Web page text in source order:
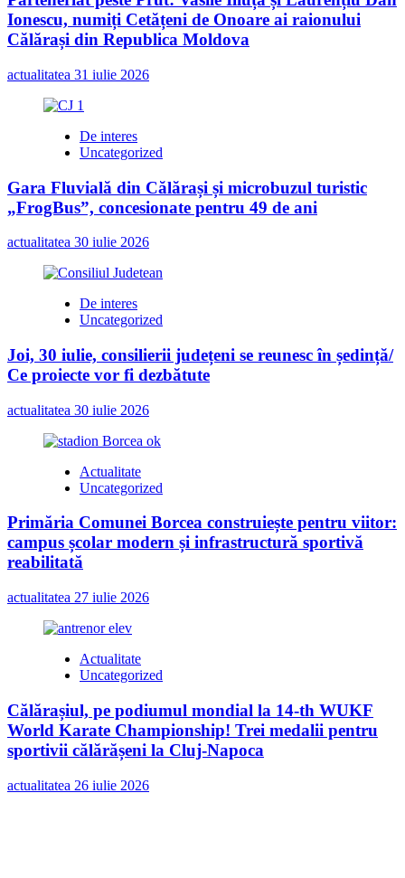
Ionescu, numiți Cetățeni de Onoare ai raionului
Călărași din Republica Moldova
actualitatea 31 iulie 2026
De interes
Uncategorized
Gara Fluvială din Călărași și microbuzul turistic
„FrogBus”, concesionate pentru 49 de ani
actualitatea 30 iulie 2026
De interes
Uncategorized
Joi, 30 iulie, consilierii județeni se reunesc în ședință/
Ce proiecte vor fi dezbătute
actualitatea 30 iulie 2026
Actualitate
Uncategorized
Primăria Comunei Borcea construiește pentru viitor:
campus școlar modern și infrastructură sportivă
reabilitată
actualitatea 27 iulie 2026
Actualitate
Uncategorized
Călărașiul, pe podiumul mondial la 14-th WUKF
World Karate Championship! Trei medalii pentru
sportivii călărășeni la Cluj-Napoca
actualitatea 26 iulie 2026